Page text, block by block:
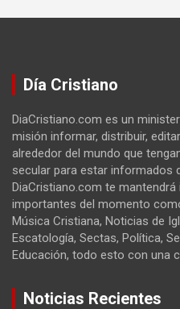
Día Cristiano
DiaCristiano.com es un
misión informar, distribuir,
alrededor del mundo que
secular para estar informados
DiaCristiano.com te
importantes del momento
Música Cristiana, Noticias de
Escatología, Sectas, Política,
Educación, todo esto con una
Noticias Recientes